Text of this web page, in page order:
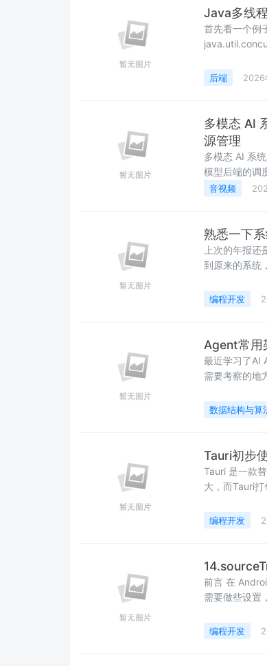
Java多线
首先看一个例
java.util.concurrent.TimeUnit; /** *
后端 2026
多模态 AI
源管理
多模态 AI 系
模型后端的调
音视频
熟悉一下
上次的年报
到原来的系统
项， 可以调
双系统会出现
编程开发
Agent常用
最近学习了AI
需要考察的地
Hollis的AI课
一步进行
数据结构与算
Tauri初步
Tauri 是一款
大，而Tauri
Visual
编程开发
前言 在
需要做些设置
.gitignore 文
编程开发